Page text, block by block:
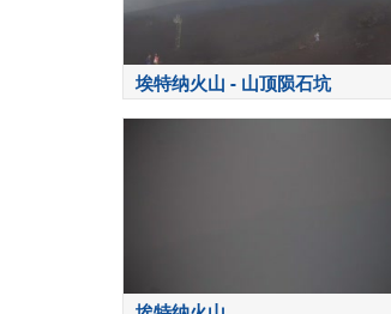
埃特纳火山 - 山顶陨石坑